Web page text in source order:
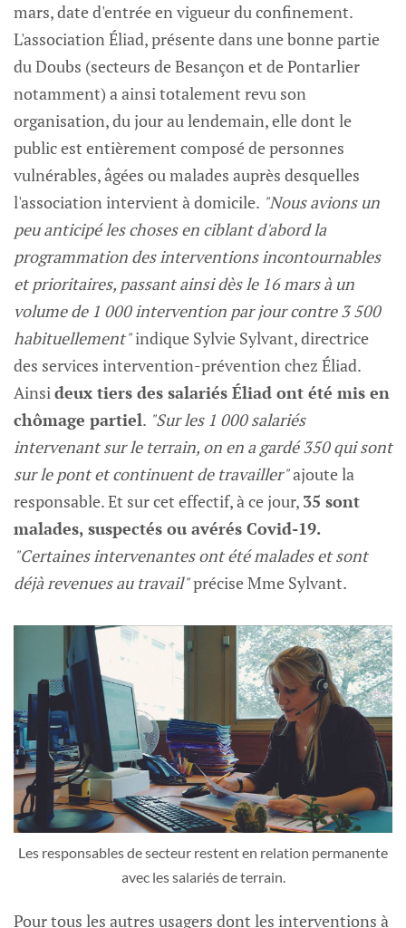
mars, date d'entrée en vigueur du confinement.
L'association Éliad, présente dans une bonne partie
du Doubs (secteurs de Besançon et de Pontarlier
notamment) a ainsi totalement revu son
organisation, du jour au lendemain, elle dont le
public est entièrement composé de personnes
vulnérables, âgées ou malades auprès desquelles
l'association intervient à domicile. "Nous avions un
peu anticipé les choses en ciblant d'abord la
programmation des interventions incontournables
et prioritaires, passant ainsi dès le 16 mars à un
volume de 1 000 intervention par jour contre 3 500
habituellement"indique Sylvie Sylvant, directrice
des services intervention-prévention chez Éliad.
Ainsi deux tiers des salariés Éliad ont été mis en
chômage partiel. "Sur les 1 000 salariés
intervenant sur le terrain, on en a gardé 350 qui sont
sur le pont et continuent de travailler"ajoute la
responsable. Et sur cet effectif, à ce jour, 35 sont
malades, suspectés ou avérés Covid-19.
"Certaines intervenantes ont été malades et sont
déjà revenues au travail"précise Mme Sylvant.
Les responsables de secteur restent en relation permanente
avec les salariés de terrain.
Pour tous les autres usagers dont les interventions à